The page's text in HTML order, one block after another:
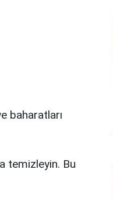
baharatları
temizleyin. Bu